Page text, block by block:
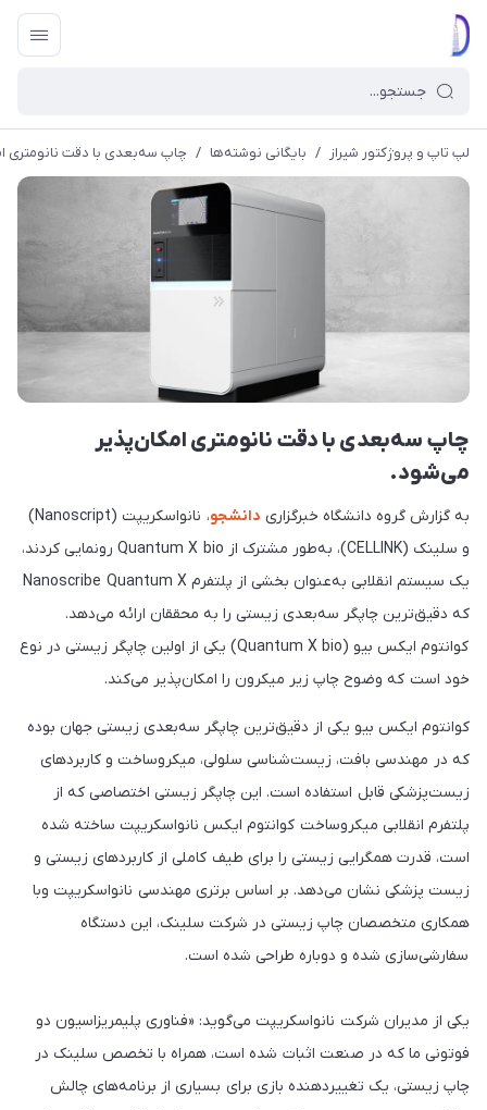
لپ تاپ و پروژکتور شیراز / بایگانی نوشته‌ها / چاپ سه‌بعدی با دقت نانومتری
چاپ سه‌بعدی با دقت نانومتری امکان‌پذیر
می‌شود.
به گزارش گروه دانشگاه خبرگزاری دانشجو
، نانواسکریپت (Nanoscript)
و سلینک (CELLINK)، به‌طور مشترک از Quantum X bio رونمایی کردند،
یک سیستم انقلابی به‌عنوان بخشی از پلتفرم Nanoscribe Quantum X
که دقیق‌ترین چاپگر سه‌بعدی زیستی را به محققان ارائه می‌دهد.
کوانتوم ایکس بیو (Quantum X bio) یکی از اولین چاپگر زیستی در نوع
خود است که وضوح چاپ زیر میکرون را امکان‌پذیر می‌کند.
کوانتوم ایکس بیو یکی از دقیق‌ترین چاپگر سه‌بعدی زیستی جهان بوده
که در مهندسی بافت، زیست‌شناسی سلولی، میکروساخت و کاربرد‌های
زیست‌پزشکی قابل استفاده است. این چاپگر زیستی اختصاصی که از
پلتفرم انقلابی میکروساخت کوانتوم ایکس نانواسکریپت ساخته شده
است، قدرت همگرایی زیستی را برای طیف کاملی از کاربرد‌های زیستی و
زیست پزشکی نشان می‌دهد. بر اساس برتری مهندسی نانواسکریپت وبا
همکاری متخصصان چاپ زیستی در شرکت سلینک، این دستگاه
سفارشی‌سازی شده و دوباره طراحی شده است.
یکی از مدیران شرکت نانواسکریپت می‌گوید: «فناوری پلیمریزاسیون دو
فوتونی ما که در صنعت اثبات شده است، همراه با تخصص سلینک در
چاپ زیستی، یک تغییردهنده بازی برای بسیاری از برنامه‌های چالش